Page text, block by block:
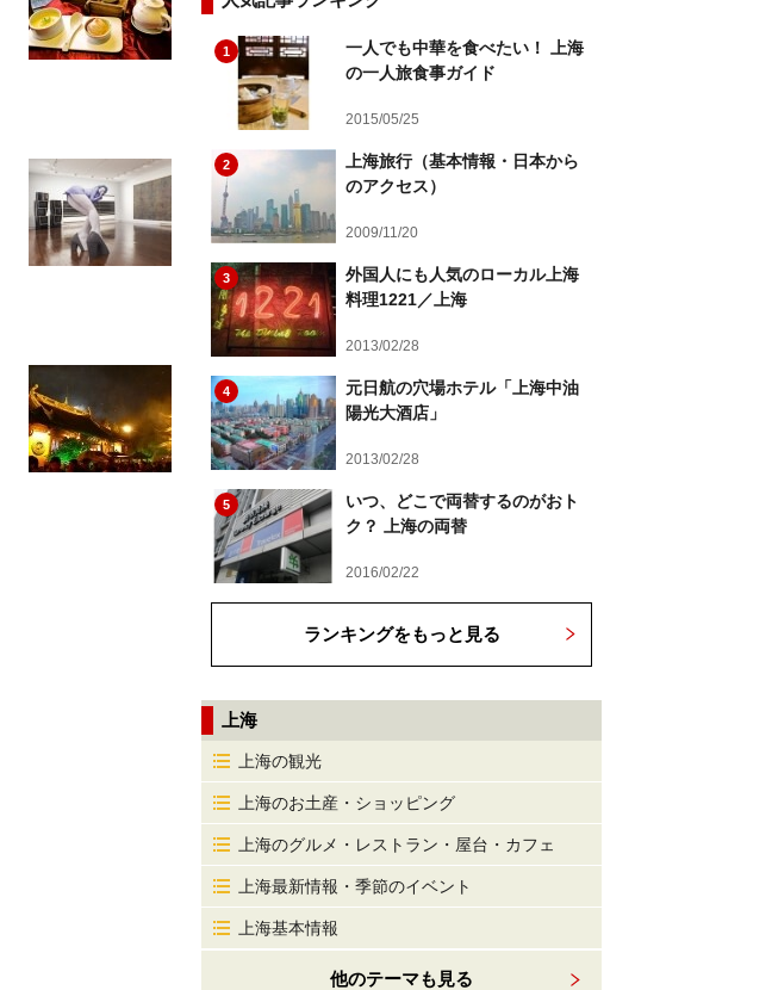
1
一人でも中華を食べたい！ 上海
の一人旅食事ガイド
2015/05/25
2
上海旅行（基本情報・日本から
のアクセス）
2009/11/20
3
外国人にも人気のローカル上海
料理1221／上海
2013/02/28
4
元日航の穴場ホテル「上海中油
陽光大酒店」
2013/02/28
5
いつ、どこで両替するのがおト
ク？ 上海の両替
2016/02/22
ランキングをもっと見る
上海
上海の観光
上海のお土産・ショッピング
上海のグルメ・レストラン・屋台・カフェ
上海最新情報・季節のイベント
上海基本情報
他のテーマも見る